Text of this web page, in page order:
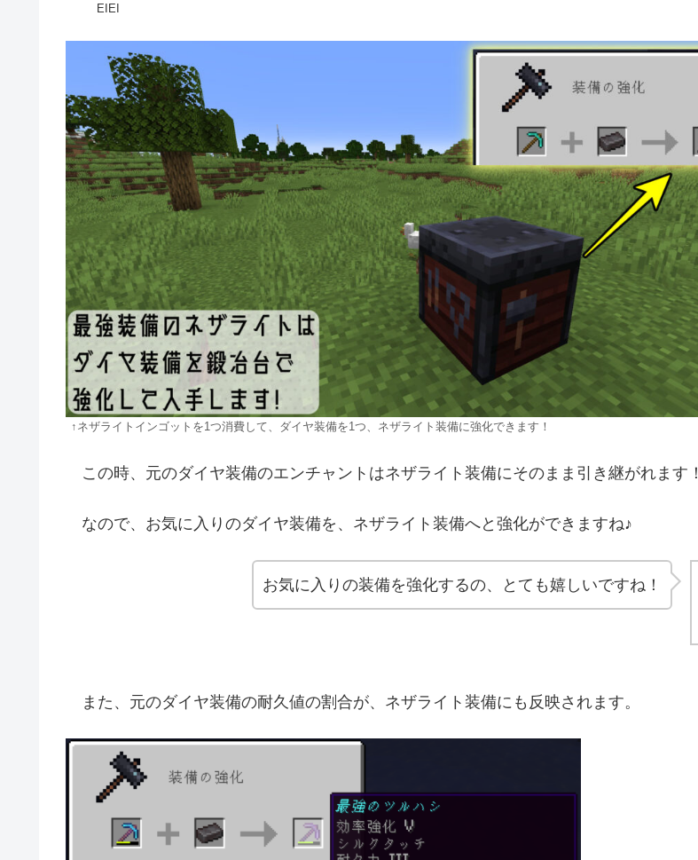
EIEI
↑ネザライトインゴットを1つ消費して、ダイヤ装備を1つ、ネザライト装備に強化できます！
この時、元のダイヤ装備のエンチャントはネザライト装備にそのまま引き継がれます！
なので、お気に入りのダイヤ装備を、ネザライト装備へと強化ができますね♪
お気に入りの装備を強化するの、とても嬉しいですね！
また、元のダイヤ装備の耐久値の割合が、ネザライト装備にも反映されます。